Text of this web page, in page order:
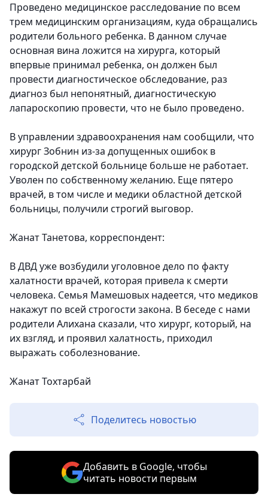
Проведено медицинское расследование по всем
трем медицинским организациям, куда обращались
родители больного ребенка. В данном случае
основная вина ложится на хирурга, который
впервые принимал ребенка, он должен был
провести диагностическое обследование, раз
диагноз был непонятный, диагностическую
лапароскопию провести, что не было проведено.
В управлении здравоохранения нам сообщили, что
хирург Зобнин из-за допущенных ошибок в
городской детской больнице больше не работает.
Уволен по собственному желанию. Еще пятеро
врачей, в том числе и медики областной детской
больницы, получили строгий выговор.
Жанат Танетова, корреспондент:
В ДВД уже возбудили уголовное дело по факту
халатности врачей, которая привела к смерти
человека. Семья Мамешовых надеется, что медиков
накажут по всей строгости закона. В беседе с нами
родители Алихана сказали, что хирург, который, на
их взгляд, и проявил халатность, приходил
выражать соболезнование.
Жанат Тохтарбай
Поделитесь новостью
Добавить в Google, чтобы
читать новости первым